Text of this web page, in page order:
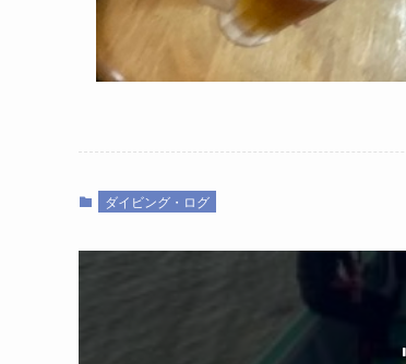
ダイビング・ログ